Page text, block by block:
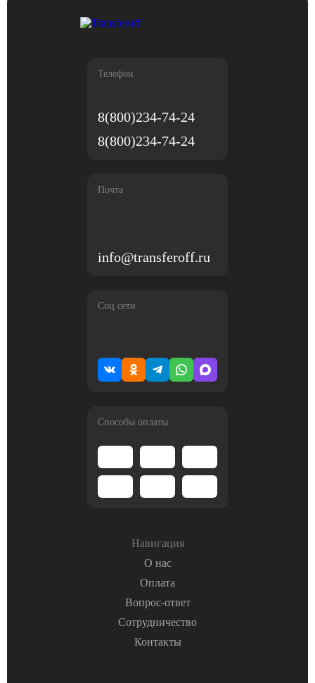
Телефон
8(800)234-74-24
8(800)234-74-24
Почта
info@transferoff.ru
Соц сети
Способы оплаты
Навигация
О нас
Оплата
Вопрос-ответ
Сотрудничество
Контакты